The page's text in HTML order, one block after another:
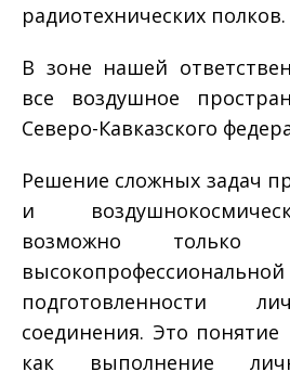
радиотехнических полков.
В зоне нашей
все воздушное
Северо-­Кавказского
Решение сложных задач
и
возможно только
высокопрофессиональной
подготовленности
соединения. Это
как выполнение